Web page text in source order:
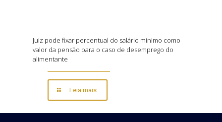
Juiz pode fixar percentual do salário mínimo como
valor da pensão para o caso de desemprego do
alimentante
Leia mais